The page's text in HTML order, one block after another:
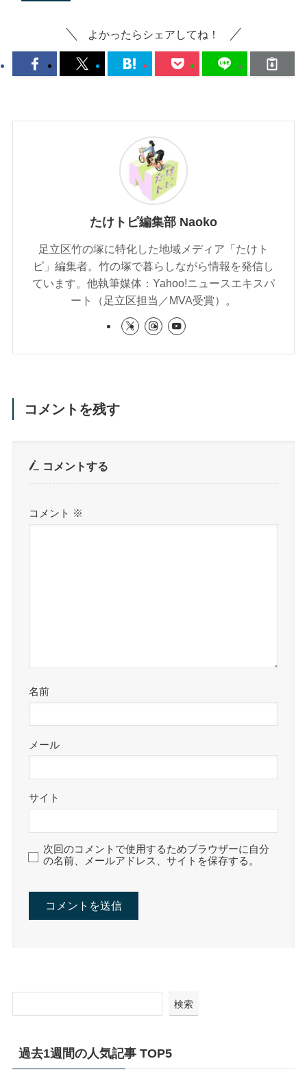
よかったらシェアしてね！
たけトピ編集部 Naoko
足立区竹の塚に特化した地域メディア「たけト
ピ」編集者。竹の塚で暮らしながら情報を発信し
ています。他執筆媒体：Yahoo!ニュースエキスパ
ート（足立区担当／MVA受賞）。
コメントを残す
コメントする
コメント ※
名前
メール
サイト
次回のコメントで使用するためブラウザーに自分
の名前、メールアドレス、サイトを保存する。
検索
過去1週間の人気記事 TOP5